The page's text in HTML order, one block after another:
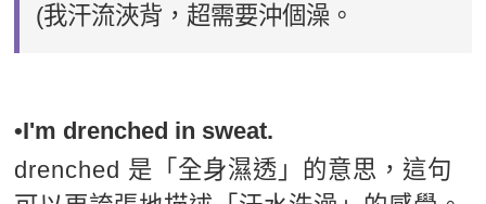
(我汗流浹背，超需要沖個澡。
•I'm drenched in sweat.
drenched 是「全身濕透」的意思，這句